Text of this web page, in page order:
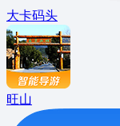
大卡码头
旺山